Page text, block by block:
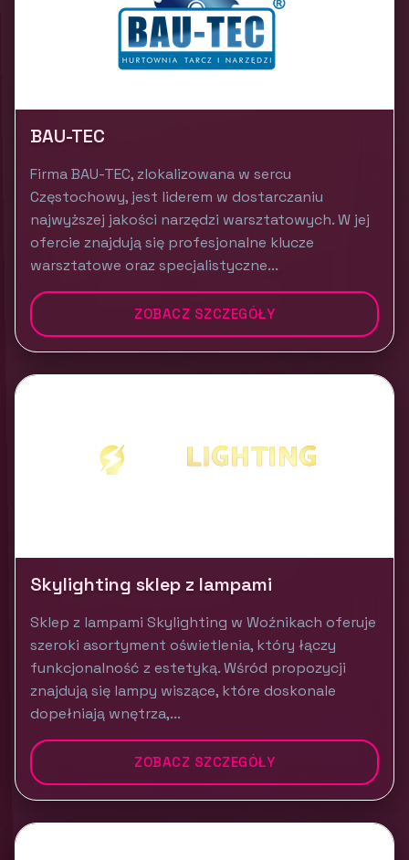
BAU-TEC
Firma BAU-TEC, zlokalizowana w sercu
Częstochowy, jest liderem w dostarczaniu
najwyższej jakości narzędzi warsztatowych. W jej
ofercie znajdują się profesjonalne klucze
warsztatowe oraz specjalistyczne...
ZOBACZ SZCZEGÓŁY
Skylighting sklep z lampami
Sklep z lampami Skylighting w Woźnikach oferuje
szeroki asortyment oświetlenia, który łączy
funkcjonalność z estetyką. Wśród propozycji
znajdują się lampy wiszące, które doskonale
dopełniają wnętrza,...
ZOBACZ SZCZEGÓŁY